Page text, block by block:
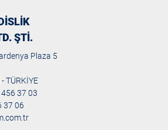
ŞTİ.
Plaza 5
TÜRKİYE
37 03
37 06